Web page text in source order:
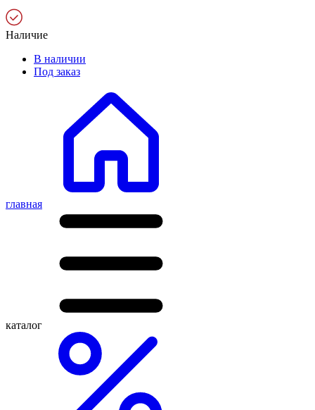
Наличие
В наличии
Под заказ
главная
каталог